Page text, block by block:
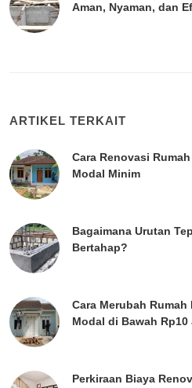
Aman, Nyaman, dan
ARTIKEL TERKAIT
Cara Renovasi
Modal Minim
Bagaimana Urutan
Bertahap?
Cara Merubah
Modal di Bawah Rp10
Perkiraan Biaya